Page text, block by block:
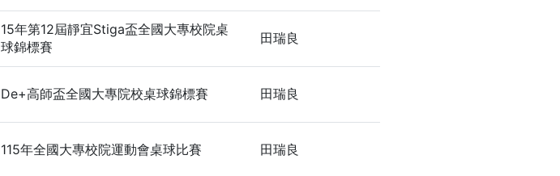
15年第12屆靜宜Stiga盃全國大專校院桌
球錦標賽
田瑞良
De+高師盃全國大專院校桌球錦標賽 田瑞良
115年全國大專校院運動會桌球比賽 田瑞良